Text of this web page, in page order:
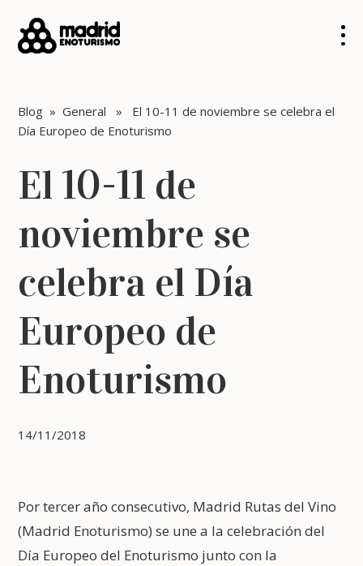
Blog »General » El 10-11 de noviembre se celebra el
Día Europeo de Enoturismo
El 10-11 de
noviembre se
celebra el Día
Europeo de
Enoturismo
14/11/2018
Por tercer año consecutivo, Madrid Rutas del Vino
(Madrid Enoturismo) se une a la celebración del
Día Europeo del Enoturismo junto con la